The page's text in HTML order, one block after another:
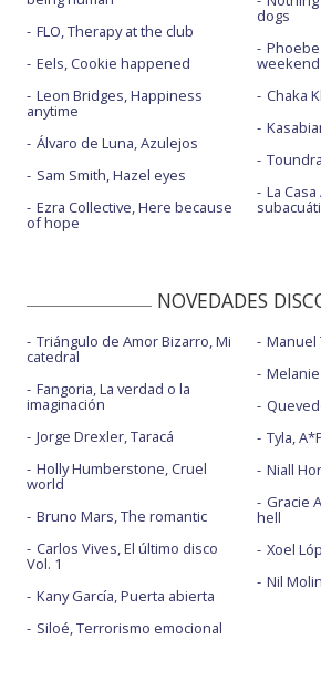
FLO, Therapy at the club
Eels, Cookie happened
Leon Bridges, Happiness
anytime
Álvaro de Luna, Azulejos
Sam Smith, Hazel eyes
Ezra Collective, Here because
of hope
dogs
weekend
Chaka
La
NOVEDADES
Triángulo de Amor Bizarro, Mi
catedral
Fangoria, La verdad o la
imaginación
Jorge Drexler, Taracá
Holly Humberstone, Cruel
world
Bruno Mars, The romantic
Carlos Vives, El último disco
Vol. 1
Kany García, Puerta abierta
Siloé, Terrorismo emocional
Manuel
Tyla,
Niall
Gracie
hell
Xoel
Nil